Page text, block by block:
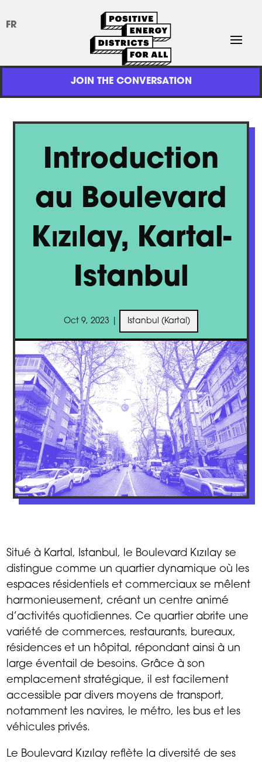
FR
JOIN THE CONVERSATION
Introduction
au Boulevard
Kızılay, Kartal-
Istanbul
Oct 9, 2023 Istanbul (Kartal)
Situé à Kartal, Istanbul, le Boulevard Kızılay se
distingue comme un quartier dynamique où les
espaces résidentiels et commerciaux se mêlent
harmonieusement, créant un centre animé
d’activités quotidiennes. Ce quartier abrite une
variété de commerces, restaurants, bureaux,
résidences et un hôpital, répondant ainsi à un
large éventail de besoins. Grâce à son
emplacement stratégique, il est facilement
accessible par divers moyens de transport,
notamment les navires, le métro, les bus et les
véhicules privés.
Le Boulevard Kızılay reflète la diversité de ses